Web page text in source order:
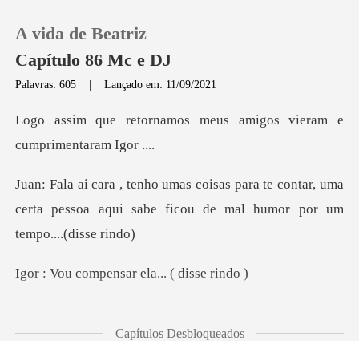
0
Histórico
A vida de Beatriz
Capítulo 86 Mc e DJ
Palavras: 605 |Lançado em: 11/09/2021
os meus amigos vieram e
te contar, uma
certa pessoa aqui sabe fico
pensar ela...
Capítulos Desbloqueados